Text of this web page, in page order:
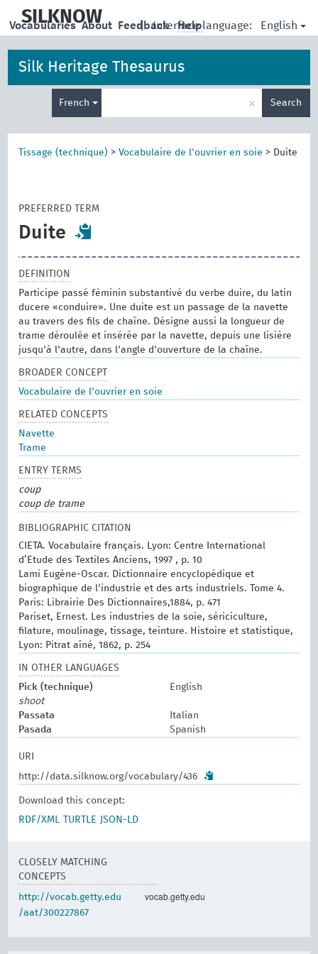
main
SILKNOW | Interface language: English
Vocabularies About Feedback Help
Silk Heritage Thesaurus
French × Search
Tissage (technique) >Vocabulaire de l'ouvrier en soie > Duite
PREFERRED TERM
Duite
DEFINITION
Participe passé féminin substantivé du verbe duire, du latin
ducere «conduire». Une duite est un passage de la navette
au travers des fils de chaîne. Désigne aussi la longueur de
trame déroulée et insérée par la navette, depuis une lisière
jusqu'à l'autre, dans l'angle d'ouverture de la chaîne.
BROADER CONCEPT
Vocabulaire de l'ouvrier en soie
RELATED CONCEPTS
Navette
Trame
ENTRY TERMS
coup
coup de trame
BIBLIOGRAPHIC CITATION
CIETA. Vocabulaire français. Lyon: Centre International
d’Etude des Textiles Anciens, 1997 , p. 10
Lami Eugène-Oscar. Dictionnaire encyclopédique et
biographique de l'industrie et des arts industriels. Tome 4.
Paris: Librairie Des Dictionnaires,1884, p. 471
Pariset, Ernest. Les industries de la soie, sériciculture,
filature, moulinage, tissage, teinture. Histoire et statistique,
Lyon: Pitrat aîné, 1862, p. 254
IN OTHER LANGUAGES
Pick (technique)
English
shoot
Passata
Italian
Pasada
Spanish
URI
http://data.silknow.org/vocabulary/436
Download this concept:
RDF/XML
TURTLE JSON-LD
CLOSELY MATCHING
CONCEPTS
http://vocab.getty.edu
/aat/300227867
vocab.getty.edu